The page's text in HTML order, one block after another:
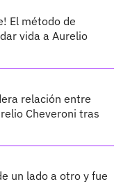
El método de
vida a Aurelio
relación entre
Cheveroni tras
un lado a otro y fue